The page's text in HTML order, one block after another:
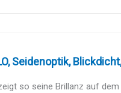
Seidenoptik,
so seine Brillanz auf